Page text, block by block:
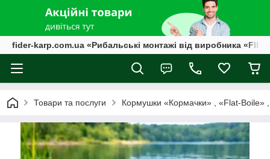
fider-karp.com.ua «Рибальські монтажі від виробника
Товари та послуги Кормушки «Кормачки» , «Flat-Boile»